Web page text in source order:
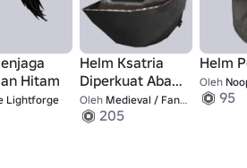
Hitam
Lightforge
Helm Ksatria
Diperkuat Abad
Pertengahan
(Tutup)
Oleh Medieval / Fantasy UGC
205
Helm
Oleh
95